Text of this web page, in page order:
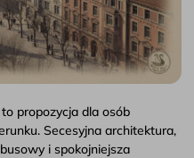
to propozycja dla osób
Secesyjna architektura,
i spokojniejsza